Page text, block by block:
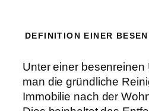
DEFINITION EINER
Unter einer
man die gründliche
Immobilie nach der